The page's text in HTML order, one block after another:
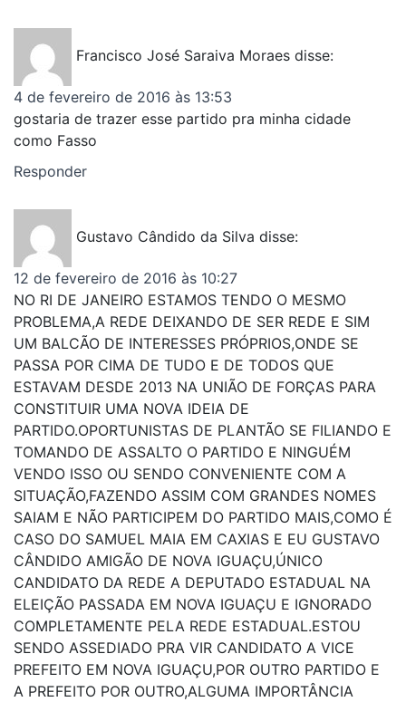
Francisco José Saraiva Moraes disse:
4 de fevereiro de 2016 às 13:53
gostaria de trazer esse partido pra minha cidade
como Fasso
Responder
Gustavo Cândido da Silva disse:
12 de fevereiro de 2016 às 10:27
NO RI DE JANEIRO ESTAMOS TENDO O MESMO
PROBLEMA,A REDE DEIXANDO DE SER REDE E SIM
UM BALCÃO DE INTERESSES PRÓPRIOS,ONDE SE
PASSA POR CIMA DE TUDO E DE TODOS QUE
ESTAVAM DESDE 2013 NA UNIÃO DE FORÇAS PARA
CONSTITUIR UMA NOVA IDEIA DE
PARTIDO.OPORTUNISTAS DE PLANTÃO SE FILIANDO E
TOMANDO DE ASSALTO O PARTIDO E NINGUÉM
VENDO ISSO OU SENDO CONVENIENTE COM A
SITUAÇÃO,FAZENDO ASSIM COM GRANDES NOMES
SAIAM E NÃO PARTICIPEM DO PARTIDO MAIS,COMO É
CASO DO SAMUEL MAIA EM CAXIAS E EU GUSTAVO
CÂNDIDO AMIGÃO DE NOVA IGUAÇU,ÚNICO
CANDIDATO DA REDE A DEPUTADO ESTADUAL NA
ELEIÇÃO PASSADA EM NOVA IGUAÇU E IGNORADO
COMPLETAMENTE PELA REDE ESTADUAL.ESTOU
SENDO ASSEDIADO PRA VIR CANDIDATO A VICE
PREFEITO EM NOVA IGUAÇU,POR OUTRO PARTIDO E
A PREFEITO POR OUTRO,ALGUMA IMPORTÂNCIA